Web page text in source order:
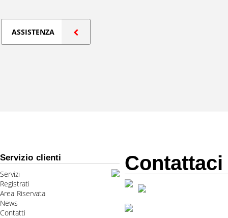
ASSISTENZA
Servizio clienti
Servizi
Registrati
Area Riservata
News
Contatti
Contattaci